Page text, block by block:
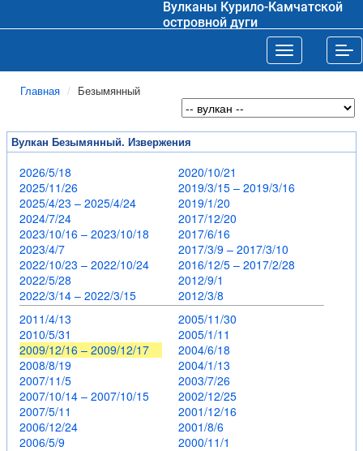
Вулканы Курило-Камчатской
островной дуги
Toggle
Главная Безымянный
Вулкан Безымянный. Извержения
2026/5/18
2025/11/26
2025/4/23 – 2025/4/24
2024/7/24
2023/10/16 – 2023/10/18
2023/4/7
2022/10/23 – 2022/10/24
2022/5/28
2022/3/14 – 2022/3/15
2020/10/21
2019/3/15 – 2019/3/16
2019/1/20
2017/12/20
2017/6/16
2017/3/9 – 2017/3/10
2016/12/5 – 2017/2/28
2012/9/1
2012/3/8
2011/4/13
2010/5/31
2009/12/16 – 2009/12/17
2008/8/19
2007/11/5
2007/10/14 – 2007/10/15
2007/5/11
2006/12/24
2006/5/9
2005/11/30
2005/1/11
2004/6/18
2004/1/13
2003/7/26
2002/12/25
2001/12/16
2001/8/6
2000/11/1